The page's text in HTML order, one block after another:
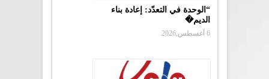
“الوحدة في التعدّد: إعادة بناء
الديم�
6 أغسطس,2026